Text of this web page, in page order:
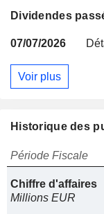
Dividendes
07/07/2026
Voir plus
Historique des
Période Fiscale
Chiffre d'affaires
Millions EUR